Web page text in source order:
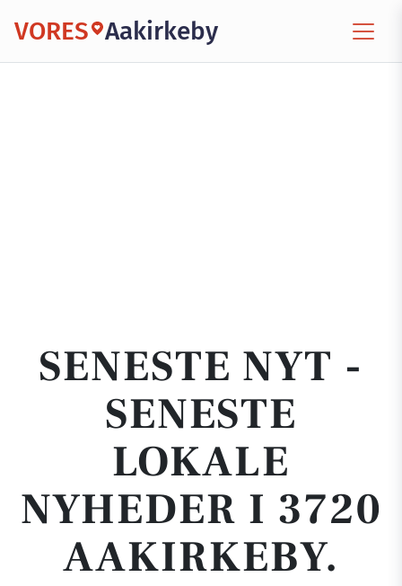
VORES Aakirkeby
SENESTE NYT -
SENESTE
LOKALE
NYHEDER I 3720
AAKIRKEBY.